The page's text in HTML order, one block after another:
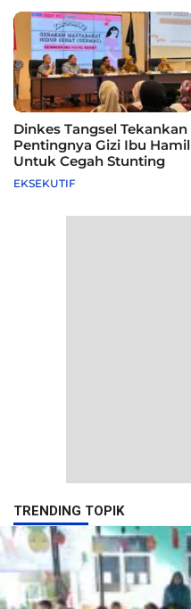
Dinkes Tangsel Tekankan
Pentingnya Gizi Ibu Hamil
Untuk Cegah Stunting
EKSEKUTIF
TRENDING TOPIK